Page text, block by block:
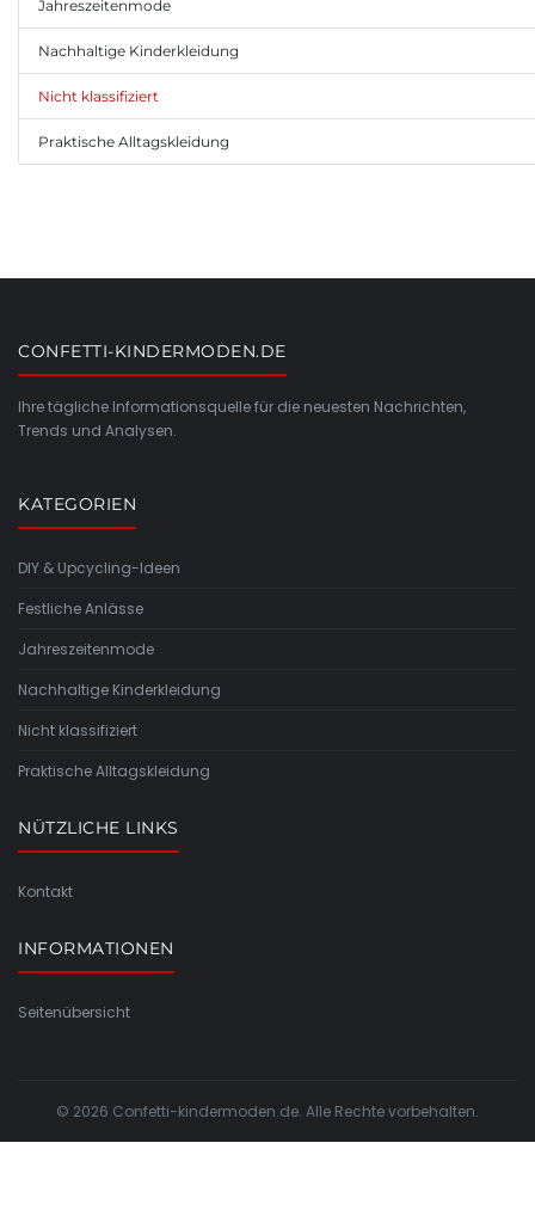
Jahreszeitenmode
Nachhaltige Kinderkleidung
Nicht klassifiziert
Praktische Alltagskleidung
CONFETTI-KINDERMODEN.DE
Ihre tägliche Informationsquelle für die neuesten Nachrichten,
Trends und Analysen.
KATEGORIEN
DIY & Upcycling-Ideen
Festliche Anlässe
Jahreszeitenmode
Nachhaltige Kinderkleidung
Nicht klassifiziert
Praktische Alltagskleidung
NÜTZLICHE LINKS
Kontakt
INFORMATIONEN
Seitenübersicht
© 2026 Confetti-kindermoden.de. Alle Rechte vorbehalten.